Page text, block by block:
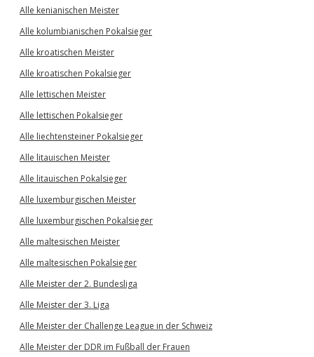
Alle kenianischen Meister
Alle kolumbianischen Pokalsieger
Alle kroatischen Meister
Alle kroatischen Pokalsieger
Alle lettischen Meister
Alle lettischen Pokalsieger
Alle liechtensteiner Pokalsieger
Alle litauischen Meister
Alle litauischen Pokalsieger
Alle luxemburgischen Meister
Alle luxemburgischen Pokalsieger
Alle maltesischen Meister
Alle maltesischen Pokalsieger
Alle Meister der 2. Bundesliga
Alle Meister der 3. Liga
Alle Meister der Challenge League in der Schweiz
Alle Meister der DDR im Fußball der Frauen